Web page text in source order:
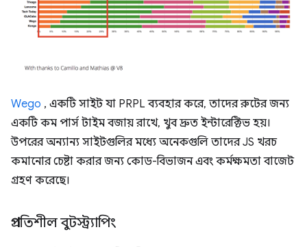
Wego , একটি সাইট যা PRPL ব্যবহার করে, তাদের রুটের জন্য
একটি কম পার্স টাইম বজায় রাখে, খুব দ্রুত ইন্টারেক্টিভ হয়।
উপরের অন্যান্য সাইটগুলির মধ্যে অনেকগুলি তাদের JS খরচ
কমানোর চেষ্টা করার জন্য কোড-বিভাজন এবং কর্মক্ষমতা বাজেট
গ্রহণ করেছে।
প্রগতিশীল বুটস্ট্র্যাপিং